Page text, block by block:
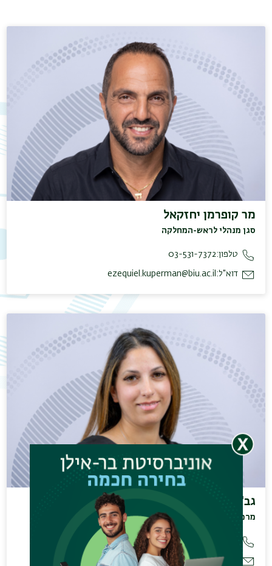
מר קופרמן יחזקאל
סגן מנהלי לראש-המחלקה
טלפון:03-531-7372
דוא"ל: ezequiel.kuperman@biu.ac.il
גב' ברוורמן שירן
מרכזת המחלקה
972-3-5318405
דוא"ל: music.dept@biu.ac.il